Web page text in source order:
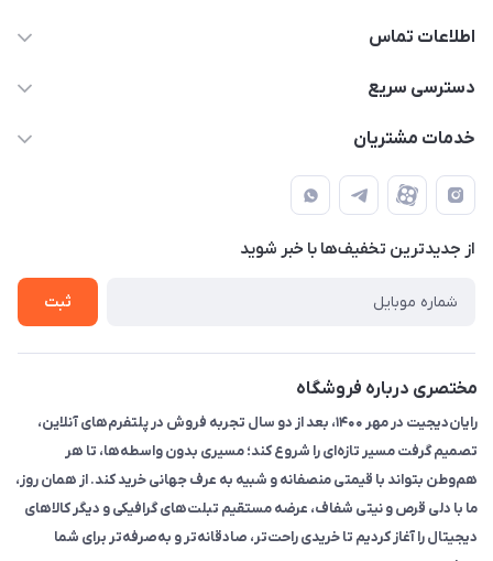
اطلاعات تماس
۰۲۱91095320 - 09120057355 - 09915561288
حضوری از قبل با پشتیبان های فروشگاه هماهنگ کنید)
دسترسی سریع
حساب کاربری
لیست محصولات
تماس با ما
خدمات مشتریان
قوانین و مقررات
حریم خصوصی
راهنما
از جدید‌ترین تخفیف‌ها با‌ خبر شوید
ثبت
مختصری درباره فروشگاه
رایان‌دیجیت در مهر ۱۴۰۰، بعد از دو سال تجربه فروش در پلتفرم‌های آنلاین،
تصمیم گرفت مسیر تازه‌ای را شروع کند؛ مسیری بدون واسطه‌ها، تا هر
هم‌وطن بتواند با قیمتی منصفانه و شبیه به عرف جهانی خرید کند. از همان روز،
ما با دلی قرص و نیتی شفاف، عرضه مستقیم تبلت‌های گرافیکی و دیگر کالاهای
دیجیتال را آغاز کردیم تا خریدی راحت‌تر، صادقانه‌تر و به‌صرفه‌تر برای شما